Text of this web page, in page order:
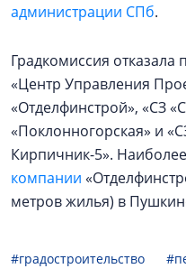
администрации СПб.
Градкомиссия
«Центр Управления
«Отделфинстрой», «СЗ
«Поклонногорская» и
Кирпичник-5».
компании
метров жилья) в
#градостроительство